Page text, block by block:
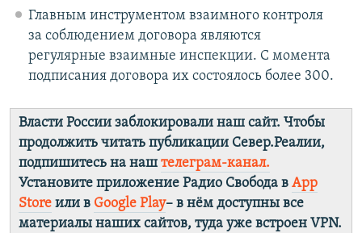
Главным инструментом взаимного контроля
за соблюдением договора являются
регулярные взаимные инспекции. С момента
подписания договора их состоялось более 300.
Власти России заблокировали наш сайт. Чтобы
продолжить читать публикации Север.Реалии,
подпишитесь на наш телеграм-канал.
Установите приложение Радио Свобода в App
Store или в Google Play– в нём доступны все
материалы наших сайтов, туда уже встроен VPN.